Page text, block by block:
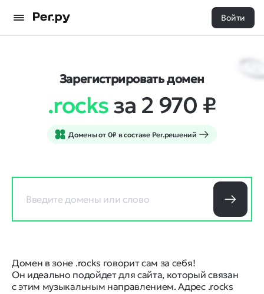
Войти
Зарегистрировать домен
.rocksза 2 970 ₽
Домены от 0₽ в составе Рег.решений
Домен в зоне .rocks говорит сам за себя!
Он идеально подойдет для сайта, который связан
с этим музыкальным направлением. Адрес .rocks